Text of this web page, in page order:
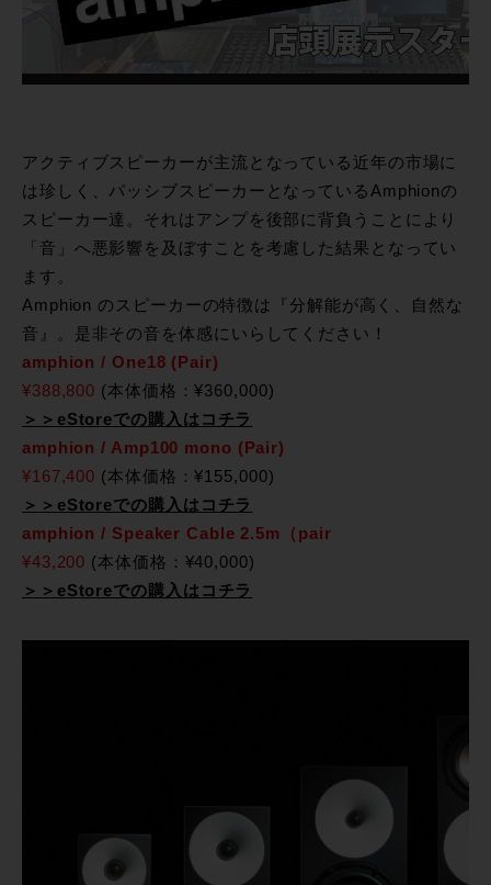
アクティブスピーカーが主流となっている近年の市場に
は珍しく、パッシブスピーカーとなっているAmphionの
スピーカー達。それはアンプを後部に背負うことにより
「音」へ悪影響を及ぼすことを考慮した結果となってい
ます。
Amphion のスピーカーの特徴は『分解能が高く、自然な
音』。是非その音を体感にいらしてください！
amphion / One18 (Pair)
¥388,800 (本体価格：¥360,000)
＞＞eStoreでの購入はコチラ
amphion / Amp100 mono (Pair)
¥167,400 (本体価格：¥155,000)
＞＞eStoreでの購入はコチラ
amphion / Speaker Cable 2.5m（pair
¥43,200 (本体価格：¥40,000)
＞＞eStoreでの購入はコチラ